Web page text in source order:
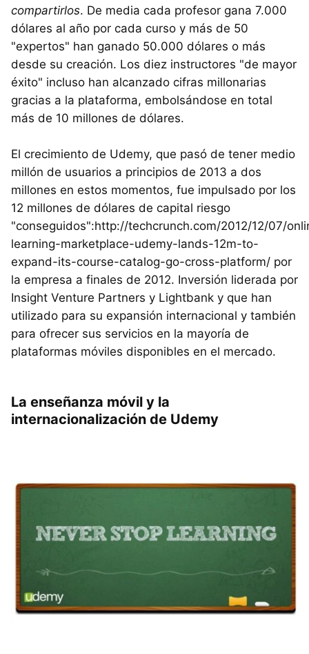
compartirlos. De media cada profesor gana 7.000
dólares al año por cada curso y más de 50
"expertos" han ganado 50.000 dólares o más
desde su creación. Los diez instructores "de mayor
éxito" incluso han alcanzado cifras millonarias
gracias a la plataforma, embolsándose en total
más de 10 millones de dólares.
El crecimiento de Udemy, que pasó de tener medio
millón de usuarios a principios de 2013 a dos
millones en estos momentos, fue impulsado por los
12 millones de dólares de capital riesgo
"conseguidos":http://techcrunch.com/2012/12/07/
learning-marketplace-udemy-lands-12m-to-
expand-its-course-catalog-go-cross-platform/ por
la empresa a finales de 2012. Inversión liderada por
Insight Venture Partners y Lightbank y que han
utilizado para su expansión internacional y también
para ofrecer sus servicios en la mayoría de
plataformas móviles disponibles en el mercado.
La enseñanza móvil y la
internacionalización de Udemy